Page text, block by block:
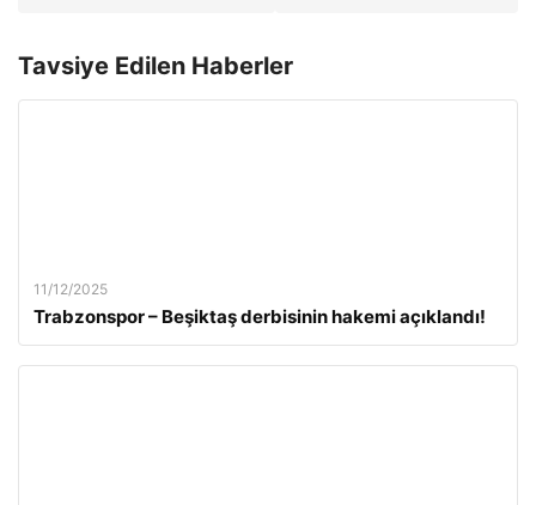
Tavsiye Edilen Haberler
11/12/2025
Trabzonspor – Beşiktaş derbisinin hakemi açıklandı!